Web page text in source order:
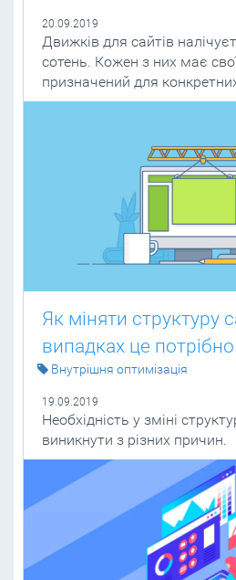
20.09.2019
Движків для сайтів
сотень. Кожен з них має
призначений для
Як міняти структуру
випадках це потрібно
Внутрішня оптимізація
19.09.2019
Необхідність у зміні
виникнути з різних причин.